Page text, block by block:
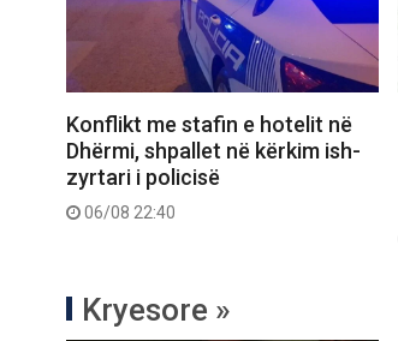
Konflikt me stafin e hotelit në
Dhërmi, shpallet në kërkim ish-
zyrtari i policisë
06/08 22:40
Kryesore »